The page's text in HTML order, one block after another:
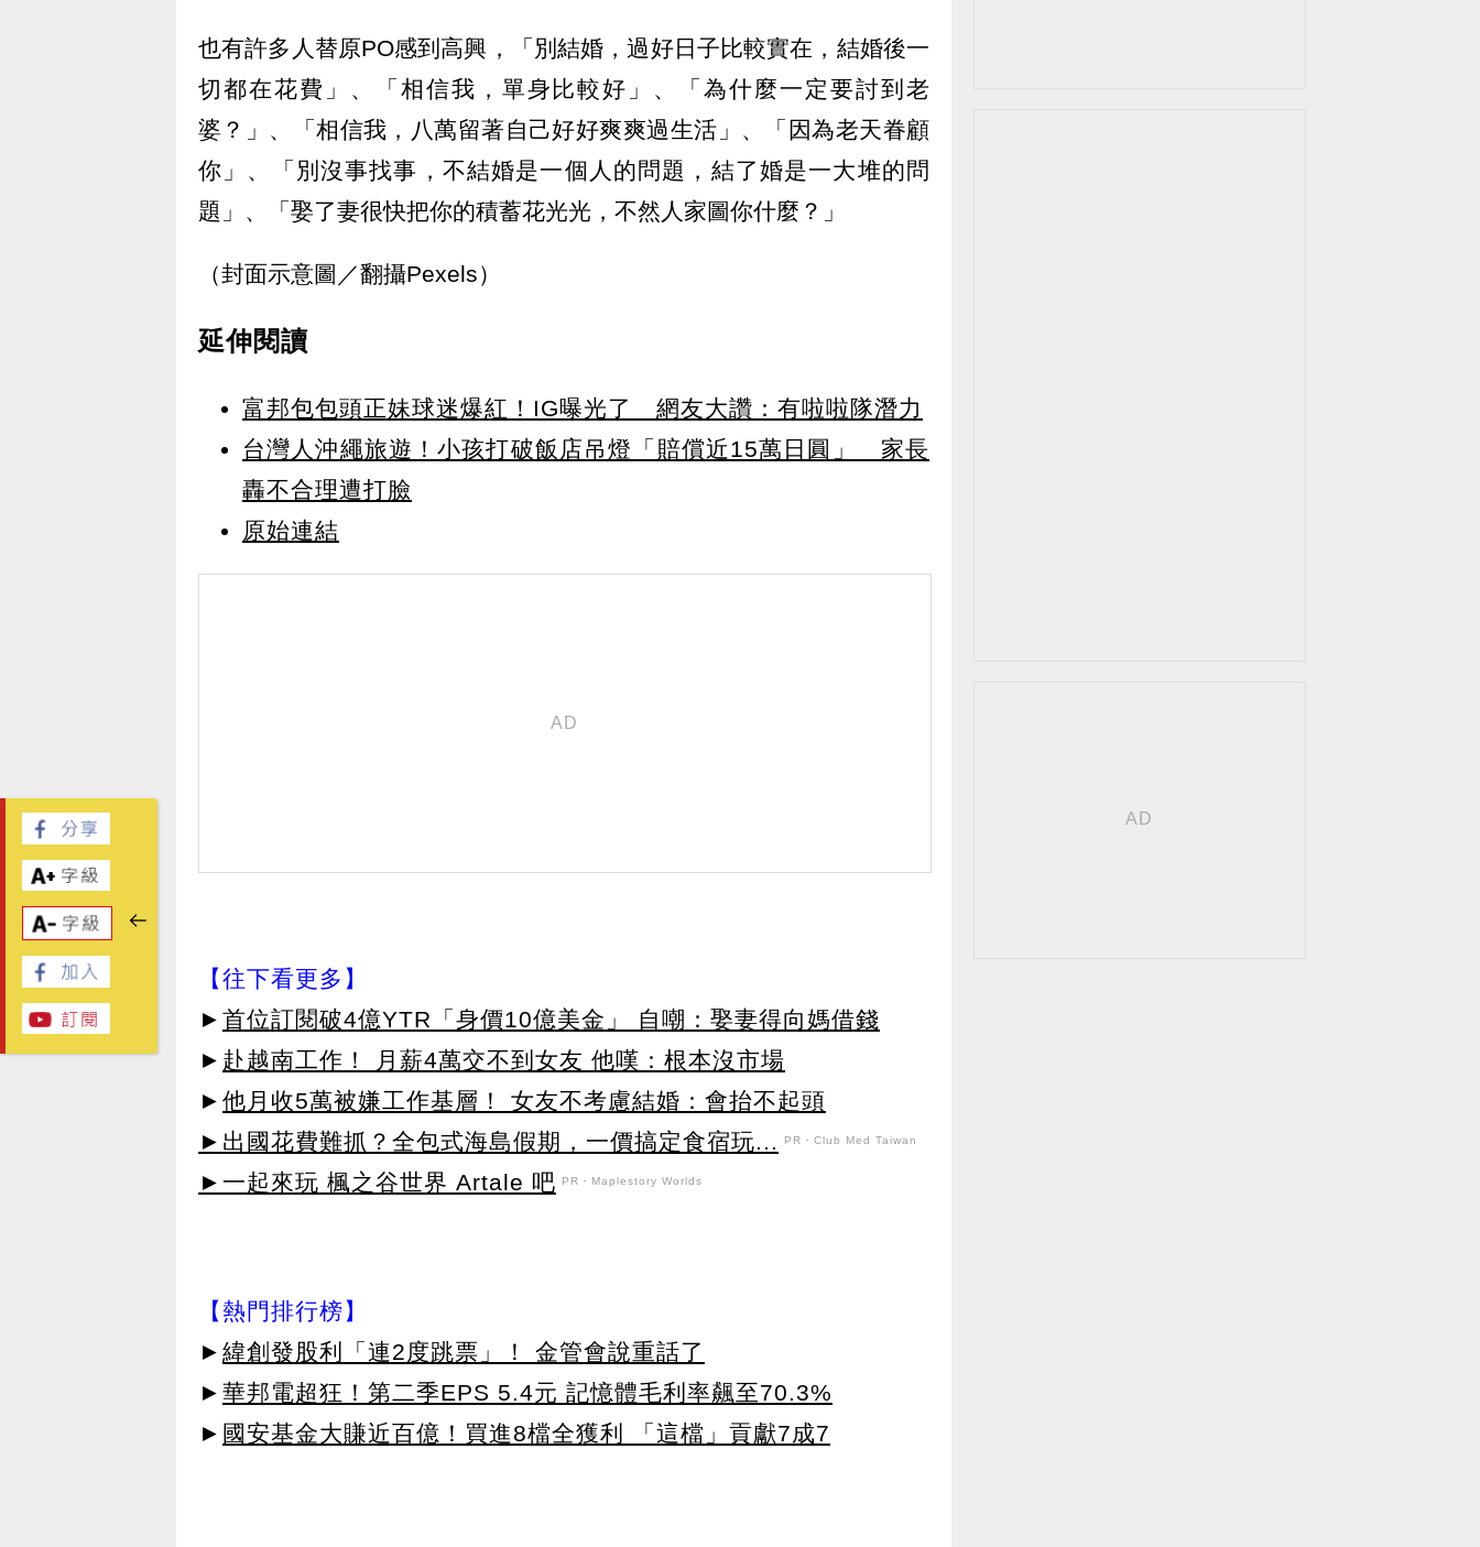
也有許多人替原PO感到高興，「別結婚，過好日子比較實在，結婚後一
切都在花費」、「相信我，單身比較好」、「為什麼一定要討到老
婆？」、「相信我，八萬留著自己好好爽爽過生活」、「因為老天眷顧
你」、「別沒事找事，不結婚是一個人的問題，結了婚是一大堆的問
題」、「娶了妻很快把你的積蓄花光光，不然人家圖你什麼？」
（封面示意圖／翻攝Pexels）
延伸閱讀
富邦包包頭正妹球迷爆紅！IG曝光了 網友大讚：有啦啦隊潛力
台灣人沖繩旅遊！小孩打破飯店吊燈「賠償近15萬日圓」 家長
轟不合理遭打臉
原始連結
【往下看更多】
► 首位訂閱破4億YTR「身價10億美金」 自嘲：娶妻得向媽借錢
► 赴越南工作！ 月薪4萬交不到女友 他嘆：根本沒市場
► 他月收5萬被嫌工作基層！ 女友不考慮結婚：會抬不起頭
►出國花費難抓？全包式海島假期，一價搞定食宿玩...
PR・Club Med Taiwan
►一起來玩 楓之谷世界 Artale 吧 PR・Maplestory Worlds
【熱門排行榜】
► 緯創發股利「連2度跳票」！ 金管會說重話了
► 華邦電超狂！第二季EPS 5.4元 記憶體毛利率飆至70.3%
► 國安基金大賺近百億！買進8檔全獲利 「這檔」貢獻7成7